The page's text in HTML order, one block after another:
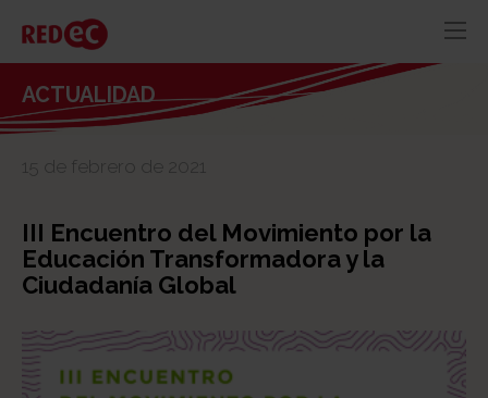
RECURSOS
CONTACTO
ACTUALIDAD
15 de febrero de 2021
III Encuentro del Movimiento por la
Educación Transformadora y la
Ciudadanía Global